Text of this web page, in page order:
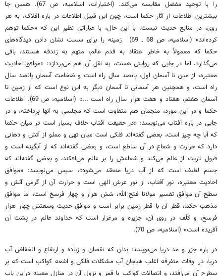
را با توحید مفضل مقایسه می‌کند. (اختیارات، اسلامیه، ص 67). همین جا
بیشترین اطلاعات از آثار حکما است، چون این قبیل اطلاعات در باره افلاک، به هر
روی، در منابع حدیث نیست. با این حال، با عباراتی نظیر این که «حکما توهم
کرده‌اند» (اسلامیه، ص 68 ـ 69) زمینه را برای سست نشان دادن دیدگاه‌های
حکما که معمولاً به خاطر اعتقاد به قدم عالم، متهم به زندقه هستند، باقی
می‌گذارد، اما در جایی که روایتی هست، به نقل آن هم می‌پردازد: «موافق احادیث
معتبره، از مین تا آسمان اول، پانصد سال راه است و ضخامت آسمان پانصد سال
راه است، و همچنین هر آسمانی تا آسمان دیگر به این نوع است که از زمین تا
آسمان هفتم، هفتاد و هفت هزار سال راه است ...» (اسلامیه، ص 69). اطلاعات
حکما و در این مورد، منجمان هم متفاوت است که مجلسی به آنها پرداخته، و در
جایی در باره آفتاب می‌نویسد: «در حقیقت آفتاب خلاف بسیار است در میان حکما
که آیا چه چیز است، بعضی گفته‌اند فلکی است میان تهی و مملو از آتش و دهانی
دارد که حرارت و شعاع در آن ساطع است، و بعضی گفته‌اند که از آبگینه است و
قبول ناریت از عالم می‌کند و شعاعش را بر عالم می‌افکند، و بعضی گفته‌اند که
جسم لطیف است که از آب دریا منعقد می‌شود»، سپس می‌نویسد: «موافق
احادیث معتبره، نور آفتاب، از نور عرش الهی است و حرارت آن از گرمی آتش و
سطح آن موافق تفسیر مولانا فتح الله، شش هزار و چهار فرسخ است، اما موافق
مذهب حکما، قطر آن با قطر زمین برابر است و موافق حدیث وسعتش چهار هزار
فرسخ، و کلَف در روی آن، جزیره و مرغزار است که خداوند عالم در پشت آن
آفریده است» (اسلامیه، ص 70).
در باره جزر و مد دریا می‌نویسد: بدان که نقصان و زیاده و ارتفاع و انخفاض آب
دریا، در اوقات متفرقه اغلب هیجان آب مشکلات فلکی و اشعه کواکب است که بر
سطرح آن می‌افتد، و اتصالات کواکب با قمر و نزول آن در منازل معینه دراین باب